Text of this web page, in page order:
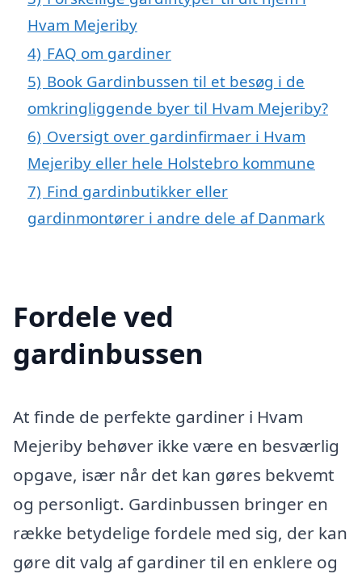
Hvam Mejeriby
4) FAQ om gardiner
5) Book Gardinbussen til et besøg i de
omkringliggende byer til Hvam Mejeriby?
6) Oversigt over gardinfirmaer i Hvam
Mejeriby eller hele Holstebro kommune
7) Find gardinbutikker eller
gardinmontører i andre dele af Danmark
Fordele ved
gardinbussen
At finde de perfekte gardiner i Hvam
Mejeriby behøver ikke være en besværlig
opgave, især når det kan gøres bekvemt
og personligt. Gardinbussen bringer en
række betydelige fordele med sig, der kan
gøre dit valg af gardiner til en enklere og